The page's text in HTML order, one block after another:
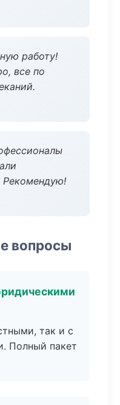
работу!
все по
Рекомендую!
вопросы
так и с
Полный пакет